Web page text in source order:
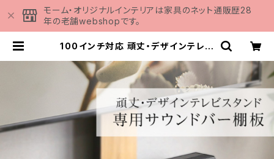
モーム・オリジナルインテリアは家具のネット通販歴28
年の老舗webshopです。
100インチ対応 頑丈・デザインテレビ
AT | 家具の通販専門店 MOMU